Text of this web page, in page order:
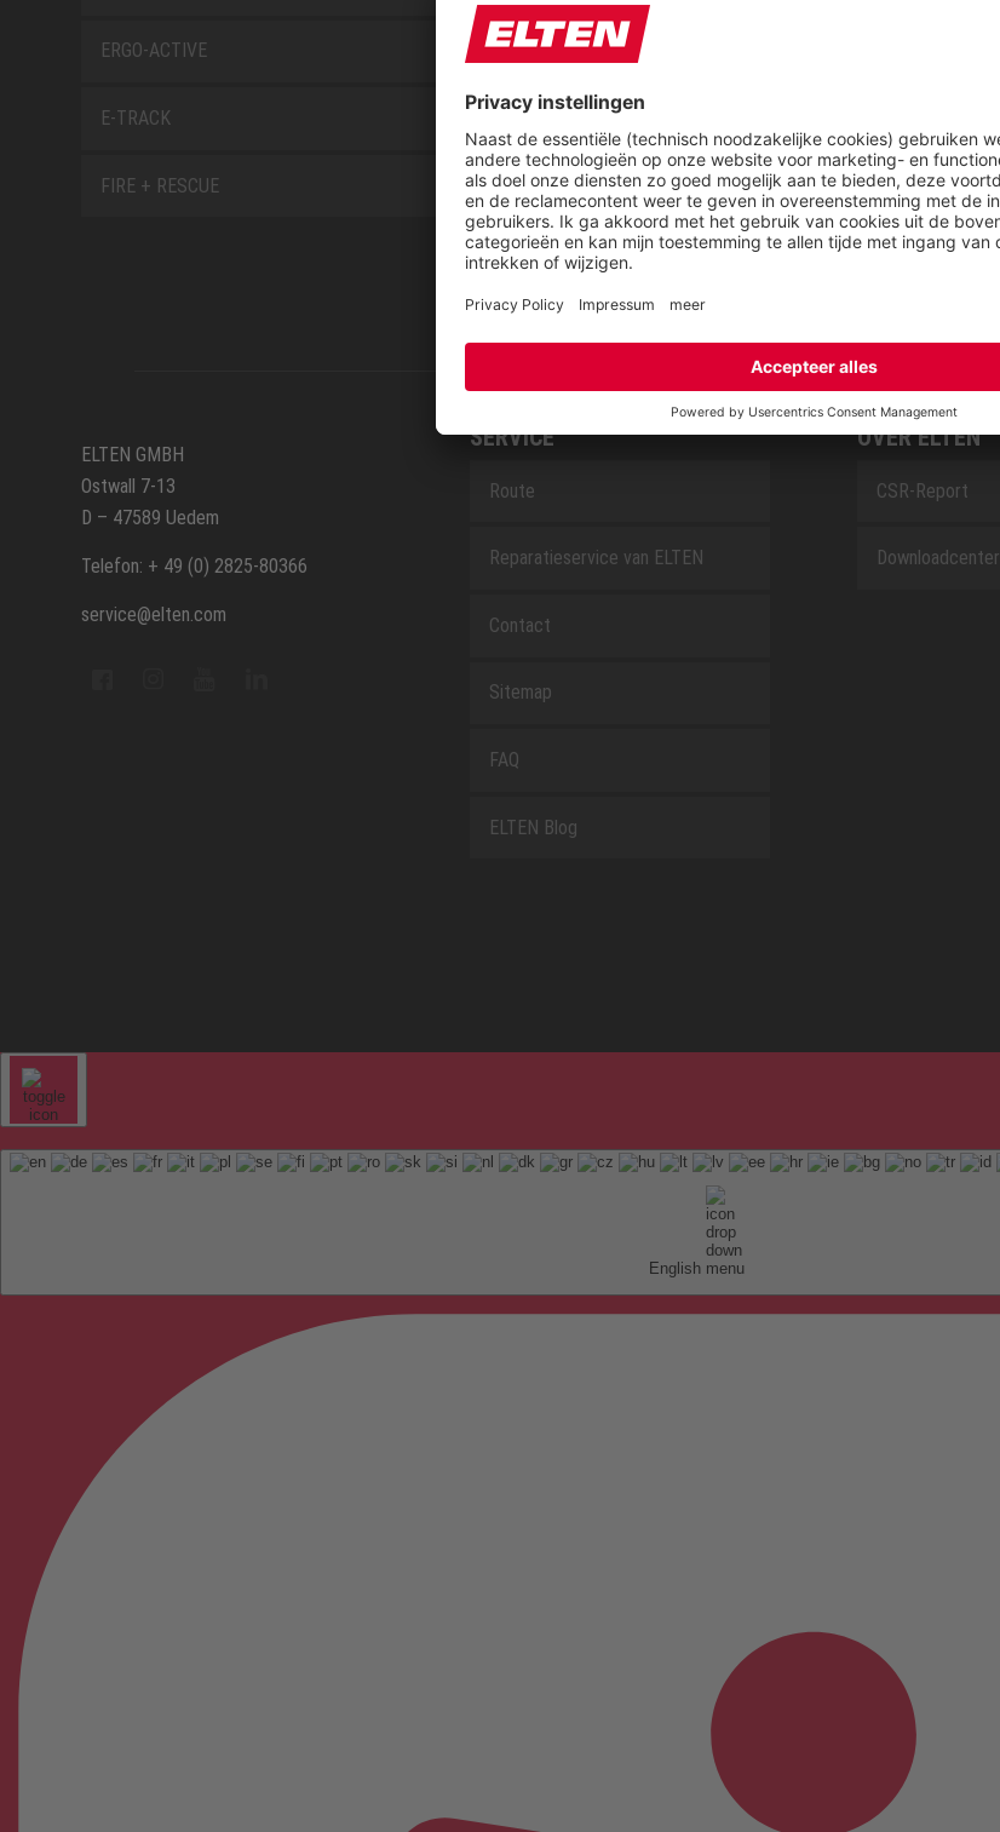
ERGO-ACTIVE
E-TRACK
FIRE + RESCUE
NEW CLASSICS
NOVA
RETRO
SAFEGUARD
ELTEN GMBH
Ostwall 7-13
D – 47589 Uedem
Telefon: + 49 (0) 2825-80366
service@elten.com
SERVICE
Route
Reparatieservice van ELTEN
Contact
Sitemap
FAQ
ELTEN Blog
OVER ELTEN
CSR-Report
Downloadcenter
English